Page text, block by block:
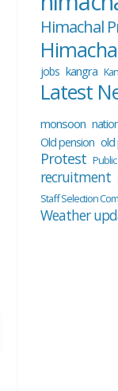
Himachal
jobs kangra
Latest
monsoon
Old pension old
Protest
recruitment
Staff Selection
Weather